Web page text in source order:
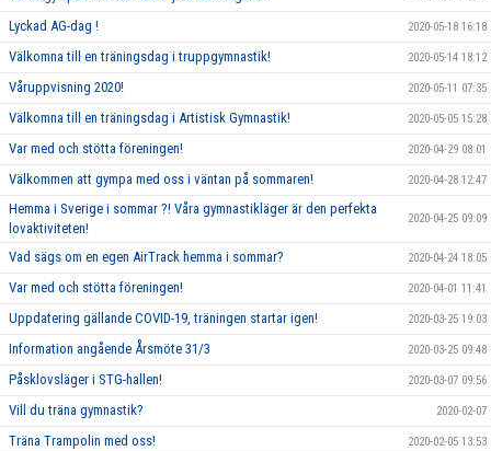
Lyckad AG-dag ! 2020-05-18 16:18
Välkomna till en träningsdag i truppgymnastik! 2020-05-14 18:12
Våruppvisning 2020! 2020-05-11 07:35
Välkomna till en träningsdag i Artistisk Gymnastik! 2020-05-05 15:28
Var med och stötta föreningen! 2020-04-29 08:01
Välkommen att gympa med oss i väntan på sommaren! 2020-04-28 12:47
Hemma i Sverige i sommar ?! Våra gymnastikläger är den perfekta
lovaktiviteten!
2020-04-25 09:09
Vad sägs om en egen AirTrack hemma i sommar? 2020-04-24 18:05
Var med och stötta föreningen! 2020-04-01 11:41
Uppdatering gällande COVID-19, träningen startar igen! 2020-03-25 19:03
Information angående Årsmöte 31/3 2020-03-25 09:48
Påsklovsläger i STG-hallen! 2020-03-07 09:56
Vill du träna gymnastik? 2020-02-07
Träna Trampolin med oss! 2020-02-05 13:53